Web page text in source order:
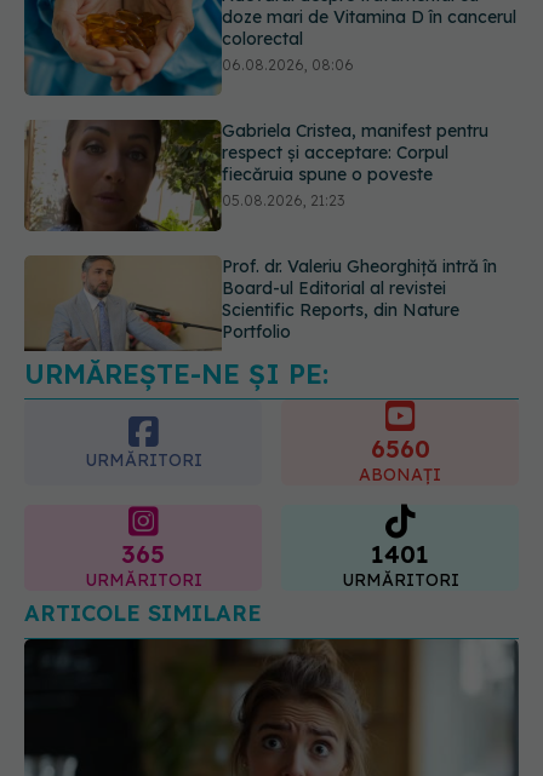
Gabriela Cristea, manifest pentru
respect și acceptare: Corpul
fiecăruia spune o poveste
Prof. dr. Valeriu Gheorghiță intră în
Board-ul Editorial al revistei
Scientific Reports, din Nature
EXCLUSIV Tratamentul modern al
cancerelor ginecologice. Dr. Sorin
Bogdan (SANADOR), la DC Medical
06.08.2026, 10:29
URMĂREȘTE-NE ȘI PE:
URMĂRITORI
365 1401
URMĂRITORI
ARTICOLE SIMILARE